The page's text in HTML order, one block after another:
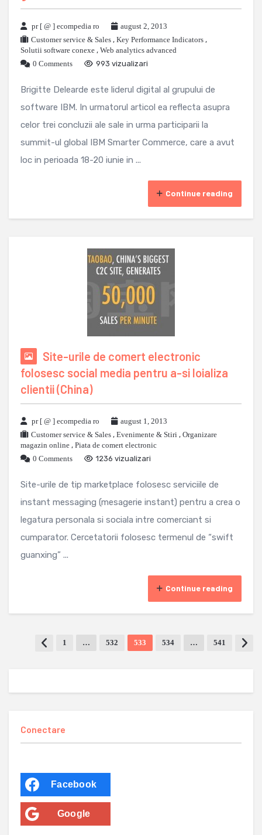
pr [ @ ] ecompedia ro
august 2, 2013
Customer service & Sales , Key Performance Indicators ,
Solutii software conexe , Web analytics advanced
0 Comments
993 vizualizari
Brigitte Delearde este liderul digital al grupului de
software IBM. In urmatorul articol ea reflecta asupra
celor trei concluzii ale sale in urma participarii la
summit-ul global IBM Smarter Commerce, care a avut
loc in perioada 18-20 iunie in ...
Continue reading
Site-urile de comert electronic
folosesc social media pentru a-si loializa
clientii (China)
pr [ @ ] ecompedia ro
august 1, 2013
Customer service & Sales , Evenimente & Stiri , Organizare
magazin online , Piata de comert electronic
0 Comments
1236 vizualizari
Site-urile de tip marketplace folosesc serviciile de
instant messaging (mesagerie instant) pentru a crea o
legatura personala si sociala intre comerciant si
cumparator. Cercetatorii folosesc termenul de “swift
guanxing” ...
Continue reading
1 … 532 533 534 … 541
Conectare
Facebook
Google